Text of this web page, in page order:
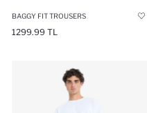
BAGGY FIT TROUSERS
1299.99 TL